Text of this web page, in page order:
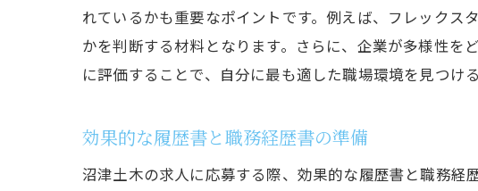
転職
沼津
スキ
沼津
れているかも重要なポイントです。例えば、フレック
かを判断する材料となります。さらに、企業が多様性
に評価することで、自分に最も適した職場環境を見つけ
効果的な履歴書と職務経歴書の準備
沼津土木の求人に応募する際、効果的な履歴書と職務